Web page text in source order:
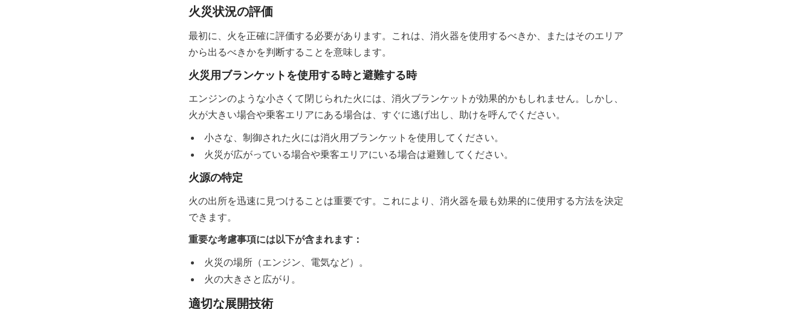
火災状況の評価
最初に、火を正確に評価する必要があります。これは、消火器を使用するべきか、またはそのエリア
から出るべきかを判断することを意味します。
火災用ブランケットを使用する時と避難する時
エンジンのような小さくて閉じられた火には、消火ブランケットが効果的かもしれません。しかし、
火が大きい場合や乗客エリアにある場合は、すぐに逃げ出し、助けを呼んでください。
小さな、制御された火には消火用ブランケットを使用してください。
火災が広がっている場合や乗客エリアにいる場合は避難してください。
火源の特定
火の出所を迅速に見つけることは重要です。これにより、消火器を最も効果的に使用する方法を決定
できます。
重要な考慮事項には以下が含まれます：
火災の場所（エンジン、電気など）。
火の大きさと広がり。
適切な展開技術